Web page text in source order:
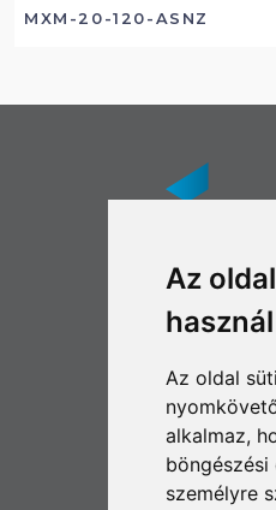
Az
használ
Az oldal
alkalmaz,
személyre
MXM-20-120-ASNZ
© 2022 |